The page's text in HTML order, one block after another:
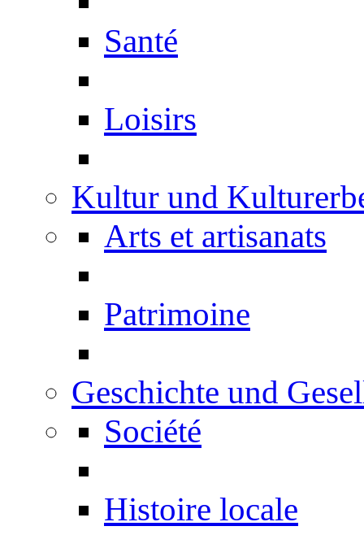
Santé
Loisirs
Kultur und
Arts et artisanats
Patrimoine
Geschichte und
Société
Histoire locale